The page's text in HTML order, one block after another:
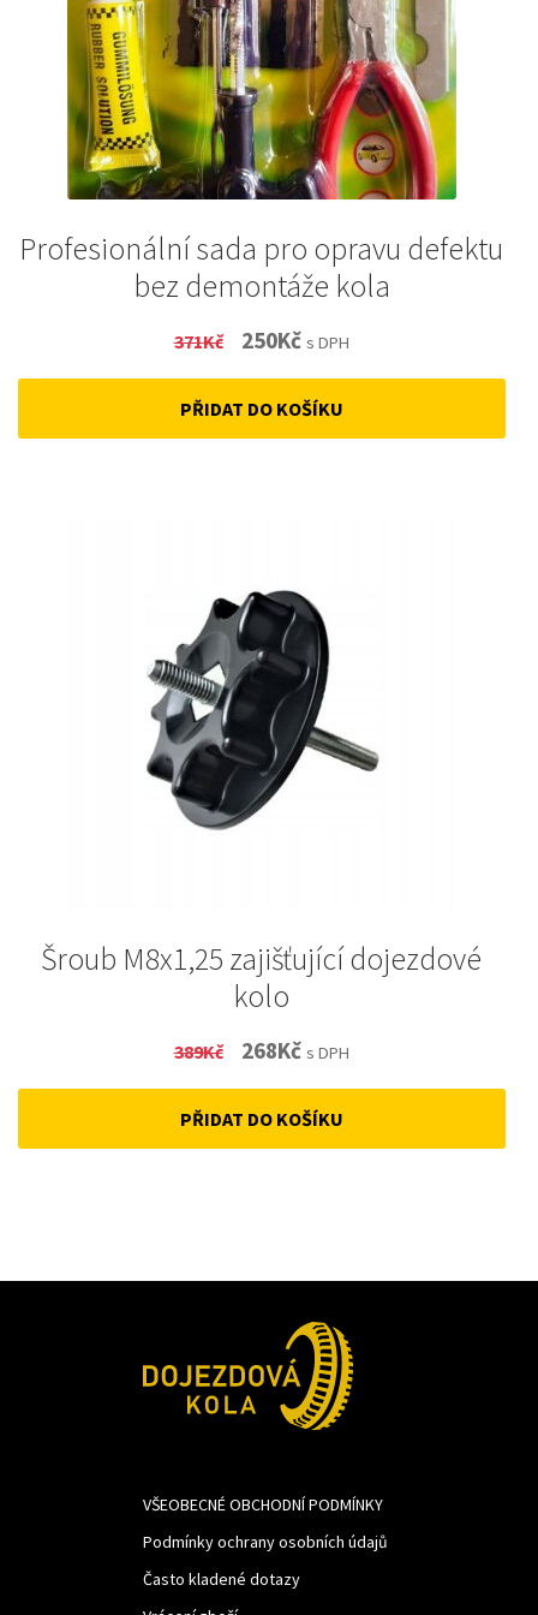
Profesionální sada pro opravu defektu
bez demontáže kola
371Kč
Original
price
was:
250KčCurrent
price
is:
s DPH
PŘIDAT DO KOŠÍKU
Šroub M8x1,25 zajišťující dojezdové
kolo
389Kč
Original
price
was:
268KčCurrent
price
is:
s DPH
PŘIDAT DO KOŠÍKU
VŠEOBECNÉ OBCHODNÍ PODMÍNKY
Podmínky ochrany osobních údajů
Často kladené dotazy